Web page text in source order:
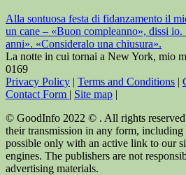
Alla sontuosa festa di fidanzamento il
un cane – «Buon compleanno», dissi
anni». «Consideralo una chiusura».
La notte in cui tornai a New York, mio
0169
Privacy Policy | Terms and Conditions |
Contact Form | Site map |
© GoodInfo 2022 © . All rights
their transmission in any form,
possible only with an active link to our
engines. The publishers are not
advertising materials.